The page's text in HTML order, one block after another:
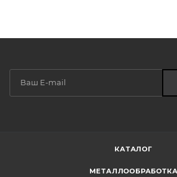
КАТАЛОГ
МЕТАЛЛООБРАБОТКА